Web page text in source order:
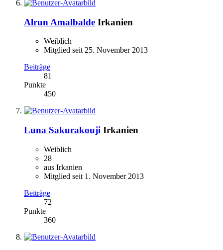
Alrun Amalbalde Irkanien
Weiblich
Mitglied seit 25. November 2013
Beiträge
81
Punkte
450
Luna Sakurakouji Irkanien
Weiblich
28
aus Irkanien
Mitglied seit 1. November 2013
Beiträge
72
Punkte
360